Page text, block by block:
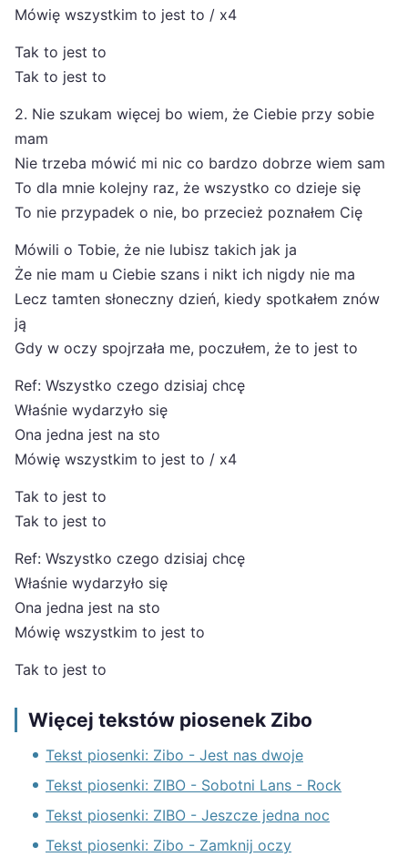
Mówię wszystkim to jest to / x4
Tak to jest to
Tak to jest to
2. Nie szukam więcej bo wiem, że Ciebie przy sobie
mam
Nie trzeba mówić mi nic co bardzo dobrze wiem sam
To dla mnie kolejny raz, że wszystko co dzieje się
To nie przypadek o nie, bo przecież poznałem Cię
Mówili o Tobie, że nie lubisz takich jak ja
Że nie mam u Ciebie szans i nikt ich nigdy nie ma
Lecz tamten słoneczny dzień, kiedy spotkałem znów
ją
Gdy w oczy spojrzała me, poczułem, że to jest to
Ref: Wszystko czego dzisiaj chcę
Właśnie wydarzyło się
Ona jedna jest na sto
Mówię wszystkim to jest to / x4
Tak to jest to
Tak to jest to
Ref: Wszystko czego dzisiaj chcę
Właśnie wydarzyło się
Ona jedna jest na sto
Mówię wszystkim to jest to
Tak to jest to
Więcej tekstów piosenek Zibo
Tekst piosenki: Zibo - Jest nas dwoje
Tekst piosenki: ZIBO - Sobotni Lans - Rock
Tekst piosenki: ZIBO - Jeszcze jedna noc
Tekst piosenki: Zibo - Zamknij oczy